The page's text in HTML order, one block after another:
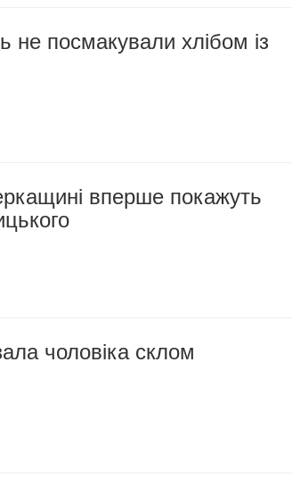
не посмакували хлібом із
вперше покажуть
чоловіка склом